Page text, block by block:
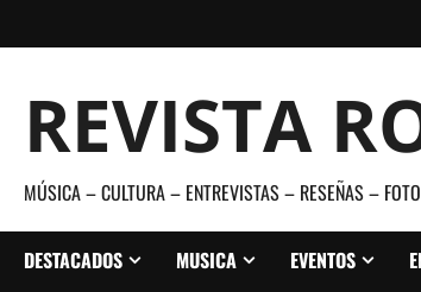
al
REVISTA
MÚSICA – CULTURA – ENTREVISTAS – RESEÑAS –
DESTACADOS MUSICA EVENTOS